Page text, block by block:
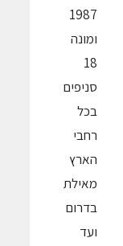
1987
ומונה
18
סניפים
בכל
רחבי
הארץ
מאילת
בדרום
ועד